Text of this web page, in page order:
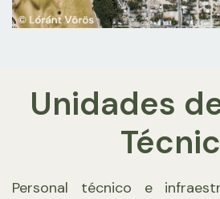
Unidades
Personal técnico e